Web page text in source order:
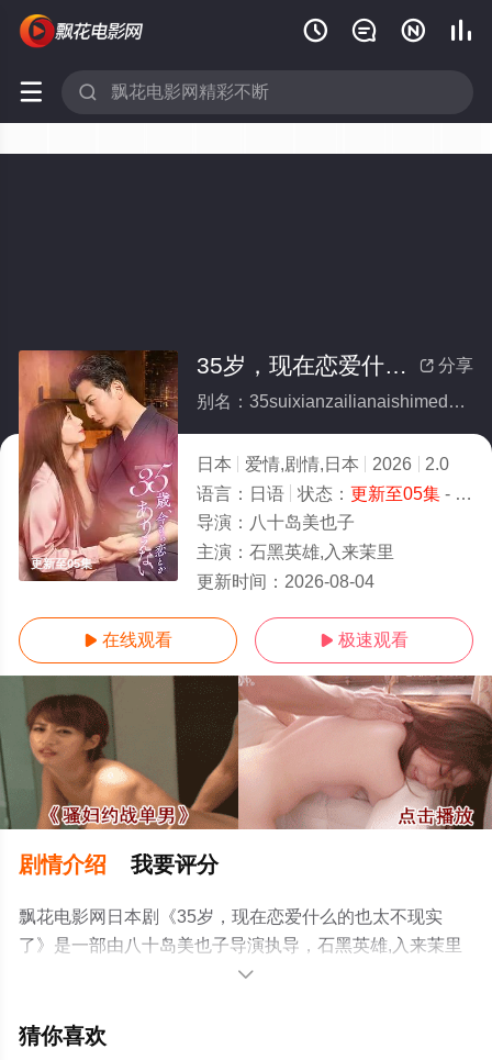
   
 
更新至05集
 分享
35岁，现在恋爱什么的也太不现实了
别名：35suixianzailianaishimedeyetaibuxianshiliao
日本 爱情,剧情,日本 2026
2.0
语言： 日语 状态： 更新至05集- 免费在线观看
导演： 八十岛美也子
主演： 石黑英雄,入来茉里
更新时间： 2026-08-04
 在线观看  极速观看
剧情介绍 我要评分
飘花电影网日本剧《35岁，现在恋爱什么的也太不现实
了》是一部由八十岛美也子导演执导，石黑英雄,入来茉里
等演员精彩演绎的日本电视剧，手机免费观看高清未删减
豆瓣电视剧、电视猫或剧情网等平台了解。

猜你喜欢